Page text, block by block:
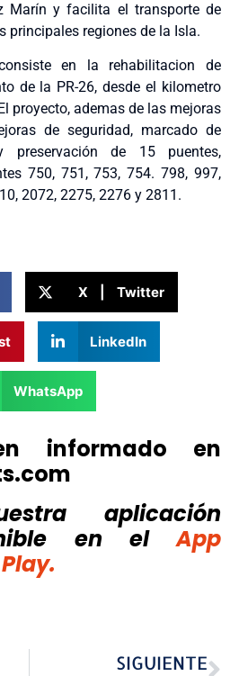
Marín y facilita el transporte de
principales regiones de la Isla.
en la rehabilitacion de
de la PR-26, desde el kilometro
proyecto, ademas de las mejoras
de seguridad, marcado de
preservación de 15 puentes,
750, 751, 753, 754. 798, 997,
2072, 2275, 2276 y 2811.
X | Twitter
LinkedIn
WhatsApp
informado en
aplicación
en el
App
SIGUIENTE